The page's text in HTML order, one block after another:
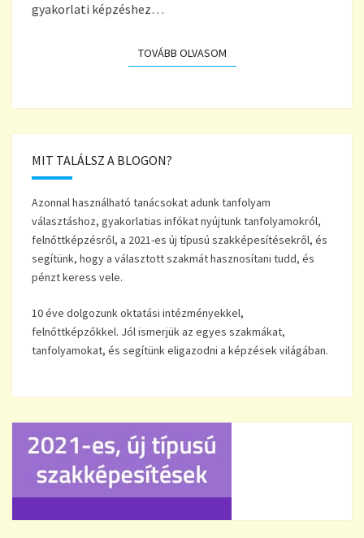
gyakorlati képzéshez…
TOVÁBB OLVASOMTOVÁBB OLVASOM
MIT TALÁLSZ A BLOGON?
Azonnal használható tanácsokat adunk tanfolyam
választáshoz, gyakorlatias infókat nyújtunk tanfolyamokról,
felnőttképzésről, a 2021-es új típusú szakképesítésekről, és
segítünk, hogy a választott szakmát hasznosítani tudd, és
pénzt keress vele.
10 éve dolgozunk oktatási intézményekkel,
felnőttképzőkkel. Jól ismerjük az egyes szakmákat,
tanfolyamokat, és segítünk eligazodni a képzések világában.